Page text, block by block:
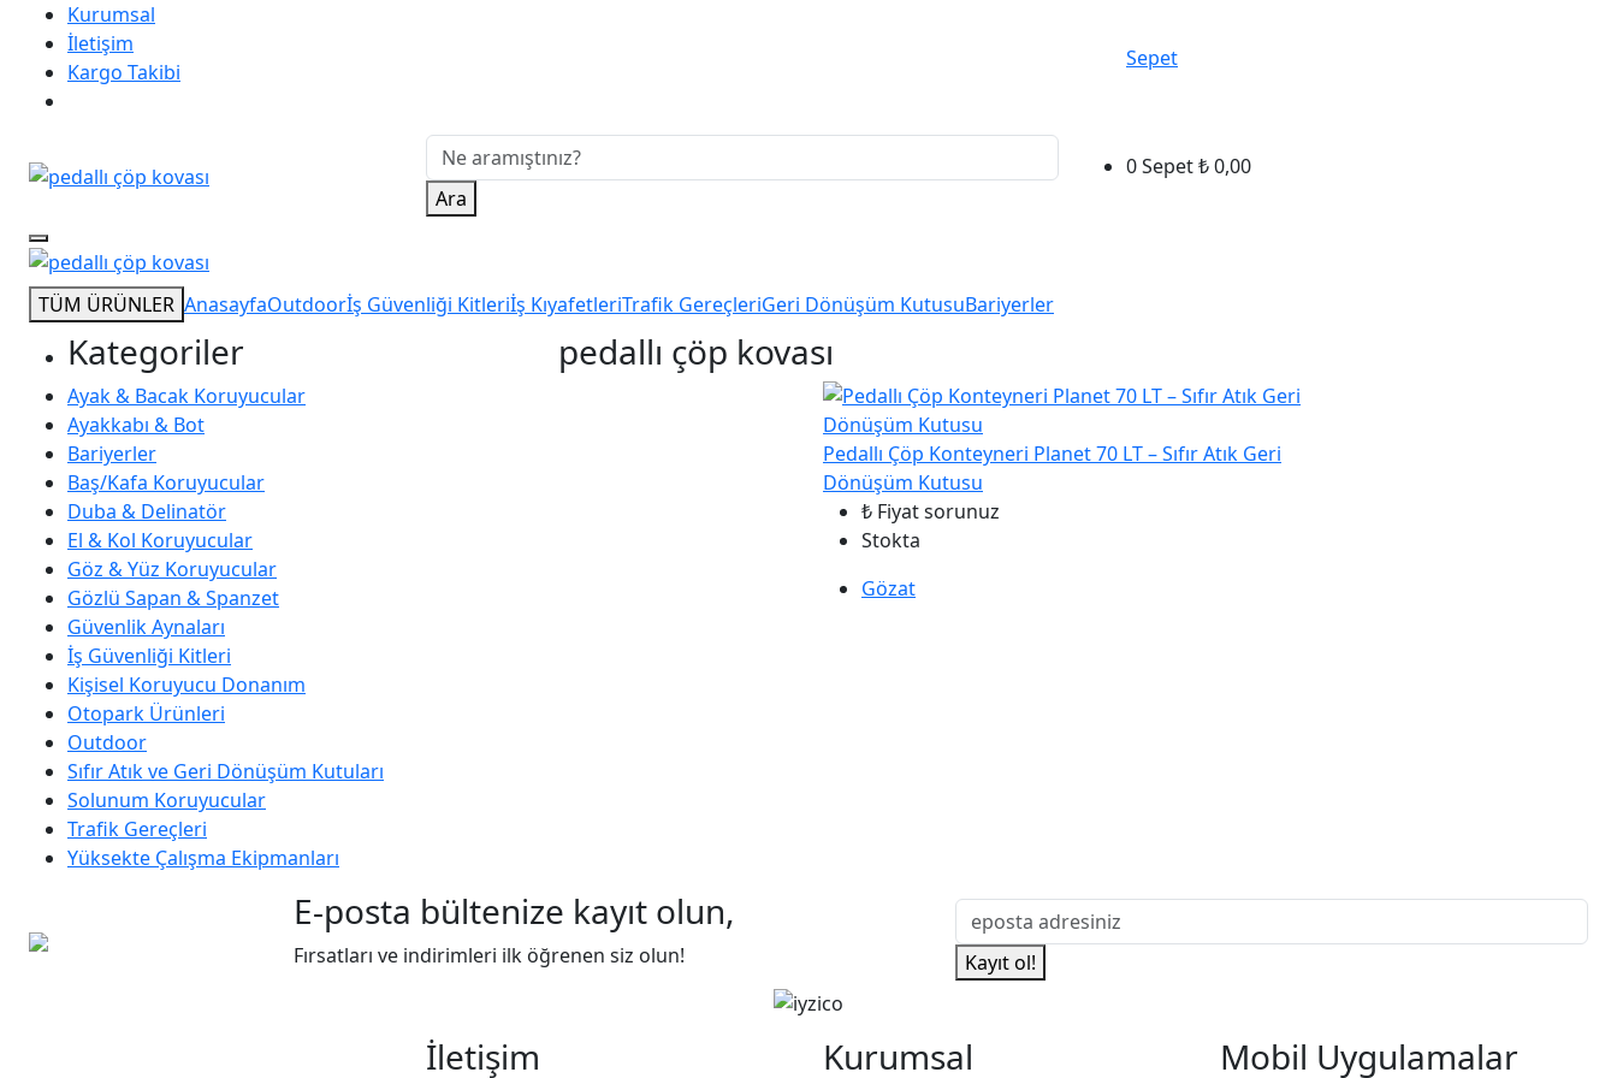
Kurumsal
İletişim
Kargo Takibi
Sepet
Ara
0Sepet₺0,00
TÜM ÜRÜNLER AnasayfaOutdoorİş Güvenliği Kitleriİş KıyafetleriTrafik GereçleriGeri Dönüşüm KutusuBariyerler
Kategoriler
Ayak & Bacak Koruyucular
Ayakkabı & Bot
Bariyerler
Baş/Kafa Koruyucular
Duba & Delinatör
El & Kol Koruyucular
Göz & Yüz Koruyucular
Gözlü Sapan & Spanzet
Güvenlik Aynaları
İş Güvenliği Kitleri
Kişisel Koruyucu Donanım
Otopark Ürünleri
Outdoor
Sıfır Atık ve Geri Dönüşüm Kutuları
Solunum Koruyucular
Trafik Gereçleri
Yüksekte Çalışma Ekipmanları
pedallı çöp kovası
Pedallı Çöp Konteyneri Planet 70 LT – Sıfır Atık Geri
Dönüşüm Kutusu
₺ Fiyat sorunuz
Stokta
Gözat
E-posta bültenize kayıt olun,
Fırsatları ve indirimleri ilk öğrenen siz olun! Kayıt ol!
İletişim Kurumsal Mobil Uygulamalar